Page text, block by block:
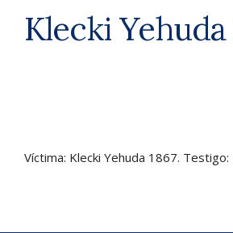
Klecki Yehuda
Víctima: Klecki Yehuda 1867. Testigo: